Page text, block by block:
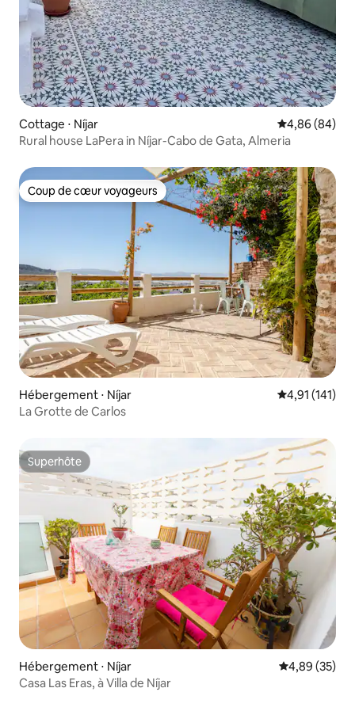
Cottage ⋅ Níjar Évaluation
4,86 (84)
Rural house LaPera in Níjar-Cabo de Gata, Almeria
Coup de cœur voyageurs
Coup de cœur voyageurs
Hébergement ⋅ Níjar Évaluation
4,91 (141)
La Grotte de Carlos
Superhôte
Superhôte
Hébergement ⋅ Níjar Évaluation
4,89 (35)
Casa Las Eras, à Villa de Níjar